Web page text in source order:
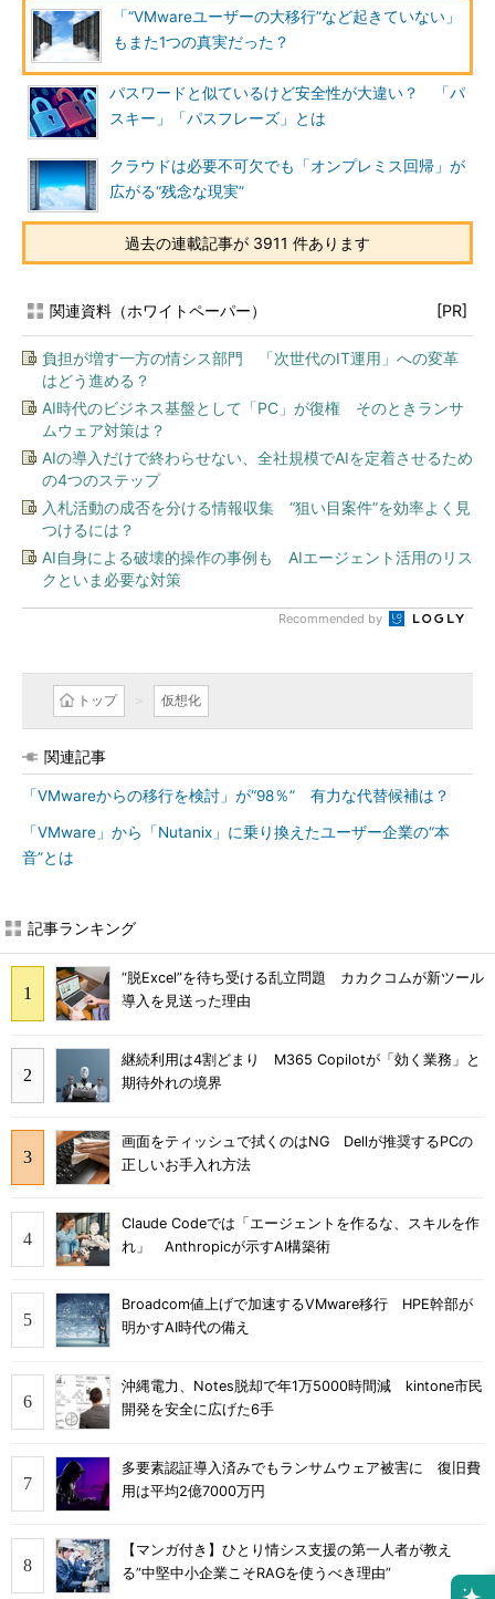
「“VMwareユーザーの大移行”など起きていない」
もまた1つの真実だった？
パスワードと似ているけど安全性が大違い？ 「パ
スキー」「パスフレーズ」とは
クラウドは必要不可欠でも「オンプレミス回帰」が
広がる“残念な現実”
過去の連載記事が 3911 件あります
関連資料（ホワイトペーパー） [PR]
負担が増す一方の情シス部門 「次世代のIT運用」への変革
はどう進める？
AI時代のビジネス基盤として「PC」が復権 そのときランサ
ムウェア対策は？
AIの導入だけで終わらせない、全社規模でAIを定着させるため
の4つのステップ
入札活動の成否を分ける情報収集 “狙い目案件”を効率よく見
つけるには？
AI自身による破壊的操作の事例も AIエージェント活用のリス
クといま必要な対策
Recommended by
トップ 仮想化
関連記事
「VMwareからの移行を検討」が“98％” 有力な代替候補は？
「VMware」から「Nutanix」に乗り換えたユーザー企業の“本
音”とは
記事ランキング
“脱Excel”を待ち受ける乱立問題 カカクコムが新ツール
導入を見送った理由
継続利用は4割どまり M365 Copilotが「効く業務」と
期待外れの境界
画面をティッシュで拭くのはNG Dellが推奨するPCの
正しいお手入れ方法
Claude Codeでは「エージェントを作るな、スキルを作
れ」 Anthropicが示すAI構築術
Broadcom値上げで加速するVMware移行 HPE幹部が
明かすAI時代の備え
沖縄電力、Notes脱却で年1万5000時間減 kintone市民
開発を安全に広げた6手
多要素認証導入済みでもランサムウェア被害に 復旧費
用は平均2億7000万円
【マンガ付き】ひとり情シス支援の第一人者が教え
る”中堅中小企業こそRAGを使うべき理由”